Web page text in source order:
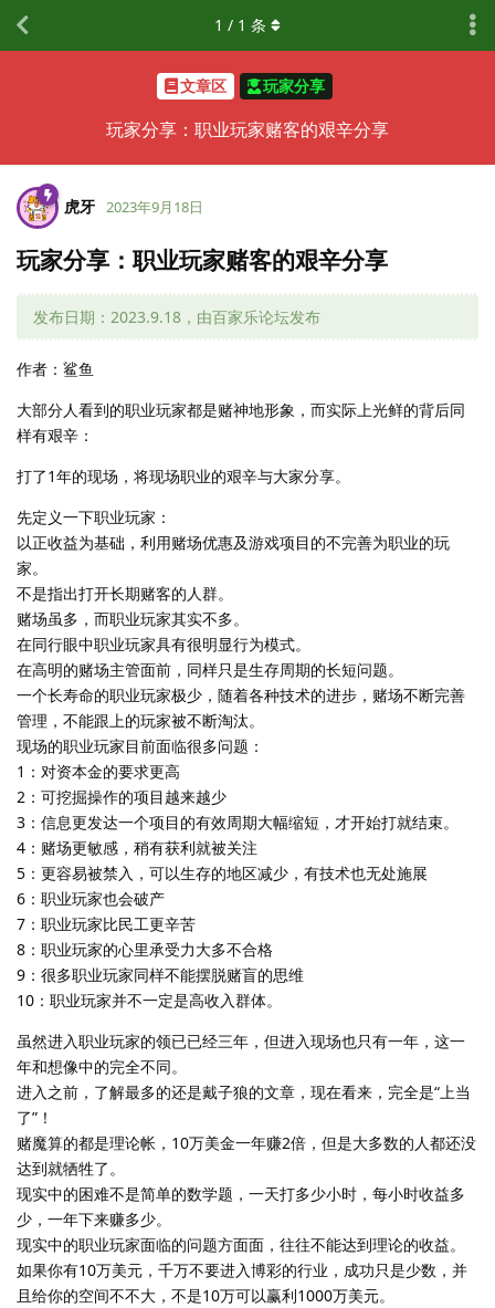
文章区 玩家分享
玩家分享：职业玩家赌客的艰辛分享
1 / 1 条
虎牙 2023年9月18日
玩家分享：职业玩家赌客的艰辛分享
发布日期：2023.9.18，由百家乐论坛发布
作者：鲨鱼
大部分人看到的职业玩家都是赌神地形象，而实际上光鲜的背后同
样有艰辛：
打了1年的现场，将现场职业的艰辛与大家分享。
先定义一下职业玩家：
以正收益为基础，利用赌场优惠及游戏项目的不完善为职业的玩
家。
不是指出打开长期赌客的人群。
赌场虽多，而职业玩家其实不多。
在同行眼中职业玩家具有很明显行为模式。
在高明的赌场主管面前，同样只是生存周期的长短问题。
一个长寿命的职业玩家极少，随着各种技术的进步，赌场不断完善
管理，不能跟上的玩家被不断淘汰。
现场的职业玩家目前面临很多问题：
1：对资本金的要求更高
2：可挖掘操作的项目越来越少
3：信息更发达一个项目的有效周期大幅缩短，才开始打就结束。
4：赌场更敏感，稍有获利就被关注
5：更容易被禁入，可以生存的地区减少，有技术也无处施展
6：职业玩家也会破产
7：职业玩家比民工更辛苦
8：职业玩家的心里承受力大多不合格
9：很多职业玩家同样不能摆脱赌盲的思维
10：职业玩家并不一定是高收入群体。
虽然进入职业玩家的领已已经三年，但进入现场也只有一年，这一
年和想像中的完全不同。
进入之前，了解最多的还是戴子狼的文章，现在看来，完全是“上当
了”！
赌魔算的都是理论帐，10万美金一年赚2倍，但是大多数的人都还没
达到就牺牲了。
现实中的困难不是简单的数学题，一天打多少小时，每小时收益多
少，一年下来赚多少。
现实中的职业玩家面临的问题方面面，往往不能达到理论的收益。
如果你有10万美元，千万不要进入博彩的行业，成功只是少数，并
且给你的空间不不大，不是10万可以赢利1000万美元。